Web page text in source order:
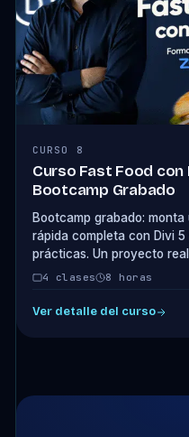
CURSO 8
Curso Fast Food con
Bootcamp Grabado
Bootcamp grabado:
rápida completa con Divi
prácticas. Un proyecto
4 clases 8 horas
Ver detalle del curso